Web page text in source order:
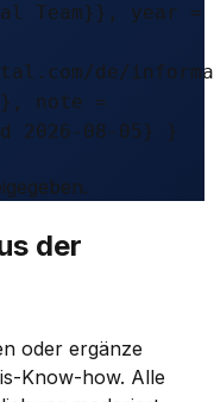
Team}}, year =
de/
note =
2026-08-05} }
der
oder ergänze
Know-how. Alle